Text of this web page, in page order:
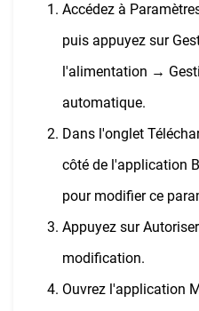
Accédez à
puis appuyez sur
l'alimentation →
automatique.
Dans l'onglet
côté de l'application
pour modifier ce
Appuyez sur
modification.
Ouvrez l'application